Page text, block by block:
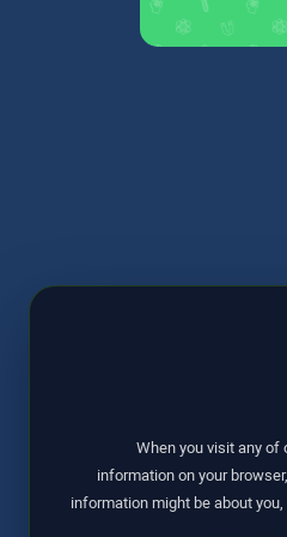
When you visit any
information on your
information might be about